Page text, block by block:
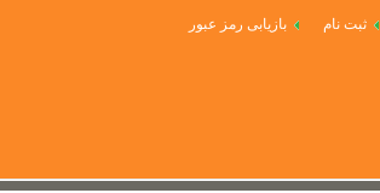
ثبت نام بازیابی رمز عبور